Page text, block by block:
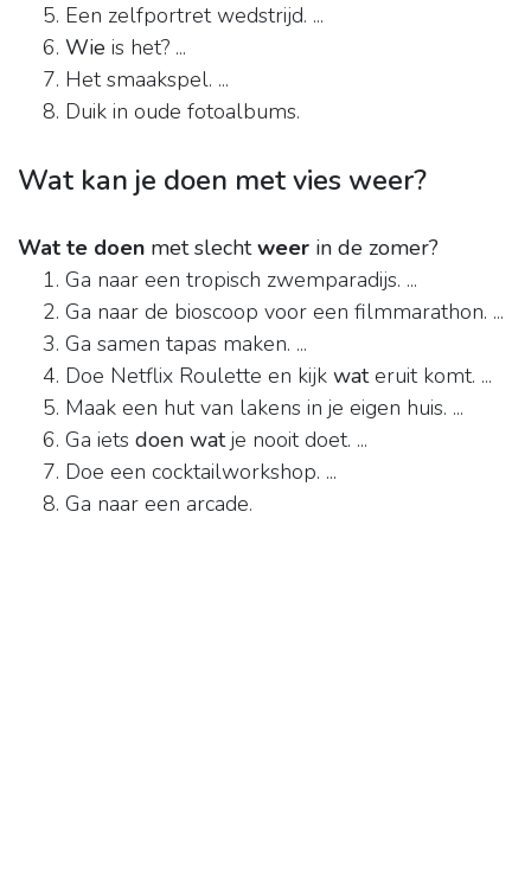
Een zelfportret wedstrijd. ...
Wie is het? ...
Het smaakspel. ...
Duik in oude fotoalbums.
Wat kan je doen met vies weer?
Wat te doen met slechtweer in de zomer?
Ga naar een tropisch zwemparadijs. ...
Ga naar de bioscoop voor een filmmarathon. ...
Ga samen tapas maken. ...
Doe Netflix Roulette en kijk wateruit komt. ...
Maak een hut van lakens in je eigen huis. ...
Ga iets doen watje nooit doet. ...
Doe een cocktailworkshop. ...
Ga naar een arcade.